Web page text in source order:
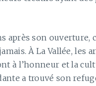
après son ouverture,
À La Vallée, les
à l’honneur et la
a trouvé son